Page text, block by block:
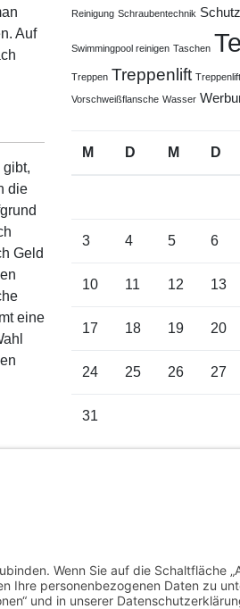
Auf
die
Geld
eine
Reinigung Schraubentechnik Schutz
Swimmingpool reinigen Taschen
Treppen Treppenlift
Vorschweißflansche Wasser
M D M D
3 4 5 6
10 11 12 13
17 18 19 20
24 25 26 27
31